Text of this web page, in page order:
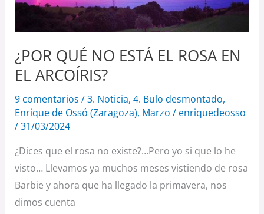
¿POR QUÉ NO ESTÁ EL ROSA EN
EL ARCOÍRIS?
9 comentarios /3. Noticia, 4. Bulo desmontado,
Enrique de Ossó (Zaragoza), Marzo / enriquedeosso
/31/03/2024
¿Dices que el rosa no existe?…Pero yo si que lo he
visto… Llevamos ya muchos meses vistiendo de rosa
Barbie y ahora que ha llegado la primavera, nos
dimos cuenta